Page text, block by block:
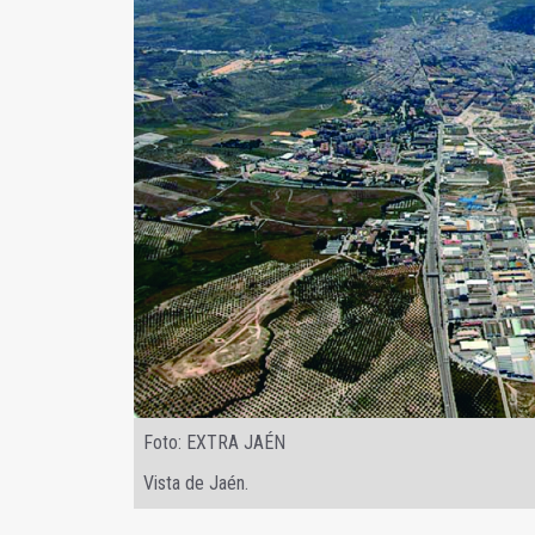
Foto: EXTRA JAÉN
Vista de Jaén.